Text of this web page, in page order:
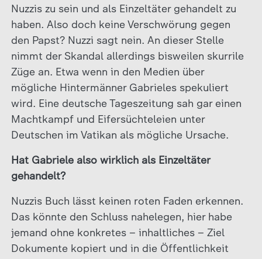
Nuzzis zu sein und als Einzeltäter gehandelt zu
haben. Also doch keine Verschwörung gegen
den Papst? Nuzzi sagt nein. An dieser Stelle
nimmt der Skandal allerdings bisweilen skurrile
Züge an. Etwa wenn in den Medien über
mögliche Hintermänner Gabrieles spekuliert
wird. Eine deutsche Tageszeitung sah gar einen
Machtkampf und Eifersüchteleien unter
Deutschen im Vatikan als mögliche Ursache.
Hat Gabriele also wirklich als Einzeltäter
gehandelt?
Nuzzis Buch lässt keinen roten Faden erkennen.
Das könnte den Schluss nahelegen, hier habe
jemand ohne konkretes – inhaltliches – Ziel
Dokumente kopiert und in die Öffentlichkeit